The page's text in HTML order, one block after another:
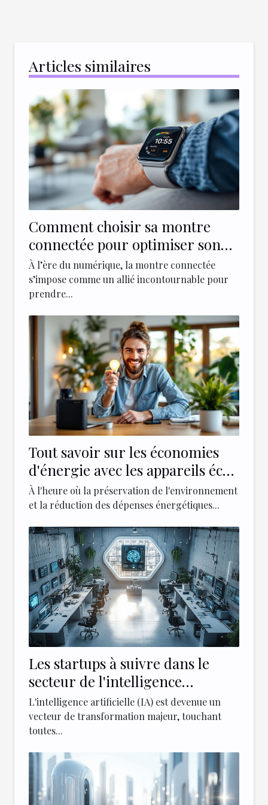
Articles similaires
Comment choisir sa montre
connectée pour optimiser son
bien-être quotidien ?
À l’ère du numérique, la montre connectée
s’impose comme un allié incontournable pour
prendre...
Tout savoir sur les économies
d'énergie avec les appareils éco-
responsables
À l'heure où la préservation de l'environnement
et la réduction des dépenses énergétiques...
Les startups à suivre dans le
secteur de l'intelligence
artificielle
L'intelligence artificielle (IA) est devenue un
vecteur de transformation majeur, touchant
toutes...